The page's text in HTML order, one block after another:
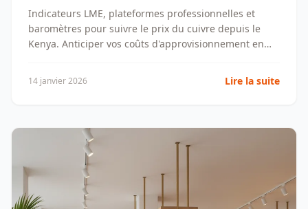
Indicateurs LME, plateformes professionnelles et
baromètres pour suivre le prix du cuivre depuis le
Kenya. Anticiper vos coûts d'approvisionnement en
14 janvier 2026 Lire la suite